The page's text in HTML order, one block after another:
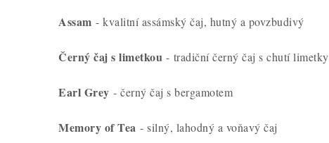
Assam - kvalitní assámský čaj, hutný a povzbudivý
Černý čaj s limetkou - tradiční černý čaj s chutí limetky
Earl Grey - černý čaj s bergamotem
Memory of Tea - silný, lahodný a voňavý čaj